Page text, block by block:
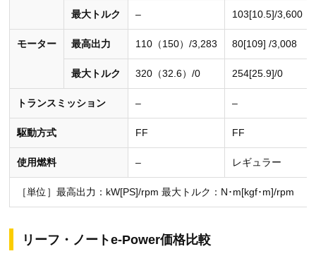
最大トルク – 103[10.5]/3,600
モーター 最高出力 110（150）/3,283 80[109] /3,008
最大トルク 320（32.6）/0 254[25.9]/0
トランスミッション – –
駆動方式 FF FF
使用燃料 – レギュラー
［単位］最高出力：kW[PS]/rpm 最大トルク：N･m[kgf･m]/rpm
リーフ・ノートe-Power価格比較